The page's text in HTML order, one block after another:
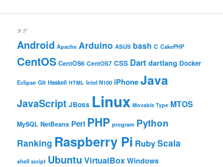
タグ
Android Apache Arduino ASUS bash C CakePHP
CentOS CentOS6 CentOS7 CSS Dart dartlang Docker
Eclipse Git Haskell HTML Intel N100 iPhoneJava
JavaScript JBoss Linux Movable Type MTOS
MySQL NetBeans Perl PHP program Python
Ranking Raspberry Pi RubyScala
shell script Ubuntu VirtualBox Windows